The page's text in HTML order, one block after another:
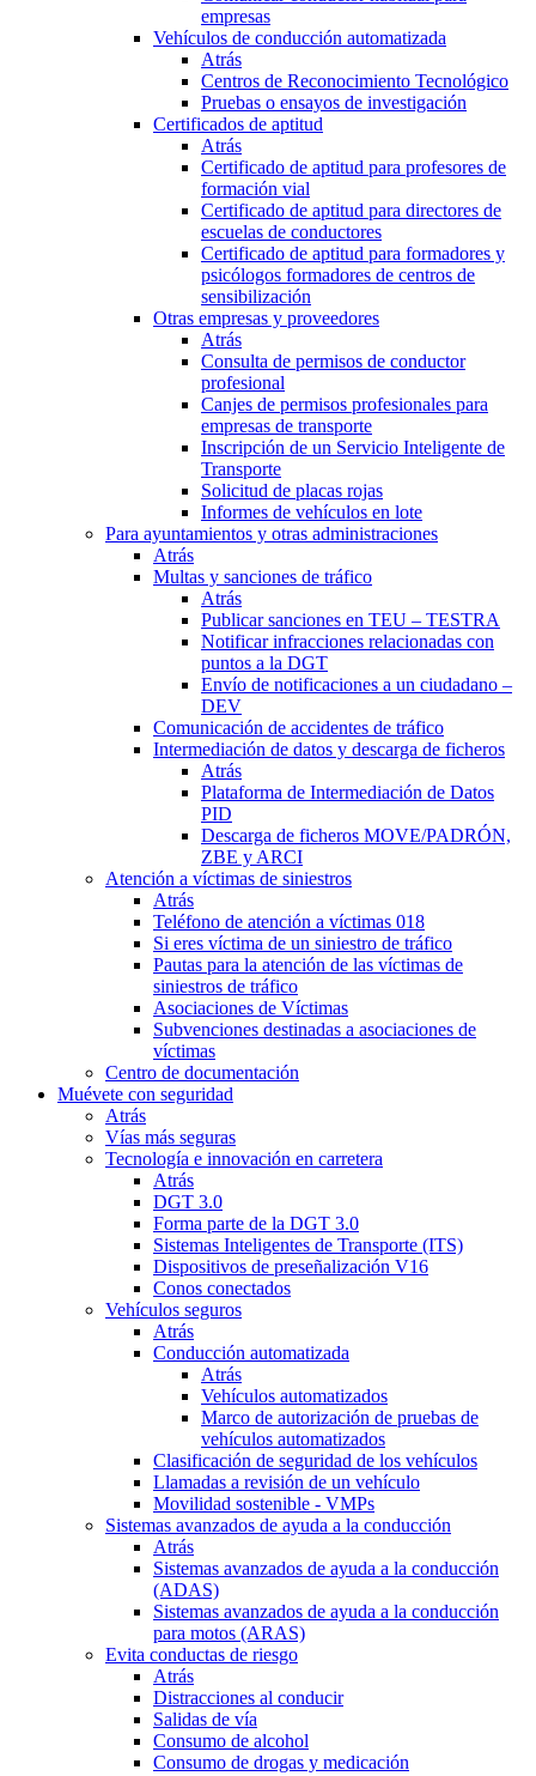
empresas
Vehículos de conducción automatizada
Atrás
Centros de Reconocimiento Tecnológico
Pruebas o ensayos de investigación
Certificados de aptitud
Atrás
Certificado de aptitud para profesores de
formación vial
Certificado de aptitud para directores de
escuelas de conductores
Certificado de aptitud para formadores y
psicólogos formadores de centros de
sensibilización
Otras empresas y proveedores
Atrás
Consulta de permisos de conductor
profesional
Canjes de permisos profesionales para
empresas de transporte
Inscripción de un Servicio Inteligente de
Transporte
Solicitud de placas rojas
Informes de vehículos en lote
Para ayuntamientos y otras administraciones
Atrás
Multas y sanciones de tráfico
Atrás
Publicar sanciones en TEU – TESTRA
Notificar infracciones relacionadas con
puntos a la DGT
Envío de notificaciones a un ciudadano –
DEV
Comunicación de accidentes de tráfico
Intermediación de datos y descarga de ficheros
Atrás
Plataforma de Intermediación de Datos
PID
Descarga de ficheros MOVE/PADRÓN,
ZBE y ARCI
Atención a víctimas de siniestros
Atrás
Teléfono de atención a víctimas 018
Si eres víctima de un siniestro de tráfico
Pautas para la atención de las víctimas de
siniestros de tráfico
Asociaciones de Víctimas
Subvenciones destinadas a asociaciones de
víctimas
Centro de documentación
Muévete con seguridad
Atrás
Vías más seguras
Tecnología e innovación en carretera
Atrás
DGT 3.0
Forma parte de la DGT 3.0
Sistemas Inteligentes de Transporte (ITS)
Dispositivos de preseñalización V16
Conos conectados
Vehículos seguros
Atrás
Conducción automatizada
Atrás
Vehículos automatizados
Marco de autorización de pruebas de
vehículos automatizados
Clasificación de seguridad de los vehículos
Llamadas a revisión de un vehículo
Movilidad sostenible - VMPs
Sistemas avanzados de ayuda a la conducción
Atrás
Sistemas avanzados de ayuda a la conducción
(ADAS)
Sistemas avanzados de ayuda a la conducción
para motos (ARAS)
Evita conductas de riesgo
Atrás
Distracciones al conducir
Salidas de vía
Consumo de alcohol
Consumo de drogas y medicación